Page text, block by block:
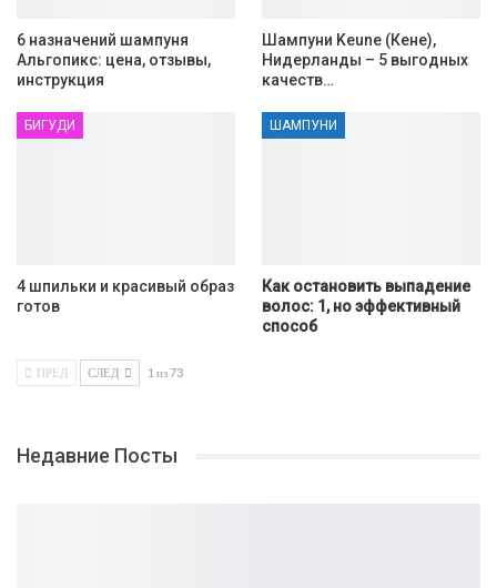
6 назначений шампуня
Альгопикс: цена, отзывы,
инструкция
Шампуни Keune (Кене),
Нидерланды – 5 выгодных
качеств…
БИГУДИ
4 шпильки и красивый образ
готов
ШАМПУНИ
Как остановить выпадение
волос: 1, но эффективный
способ
ПРЕД СЛЕД 1 из 73
Недавние Посты